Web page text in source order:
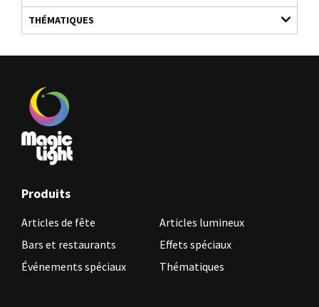
THÉMATIQUES
Produits
Articles de fête
Articles lumineux
Bars et restaurants
Effets spéciaux
Événements spéciaux
Thématiques